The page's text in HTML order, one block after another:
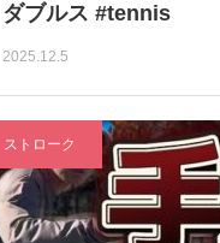
ダブルス #tennis
2025.12.5
ストローク